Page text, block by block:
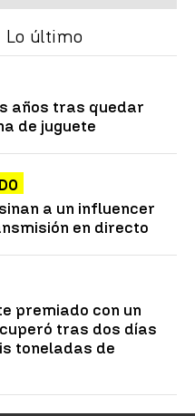
Lo último
años tras quedar
de juguete
a un influencer
en directo
premiado con un
tras dos días
toneladas de